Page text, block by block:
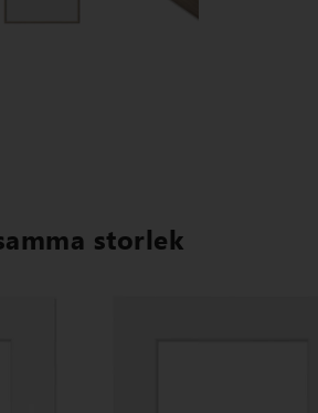
storlek